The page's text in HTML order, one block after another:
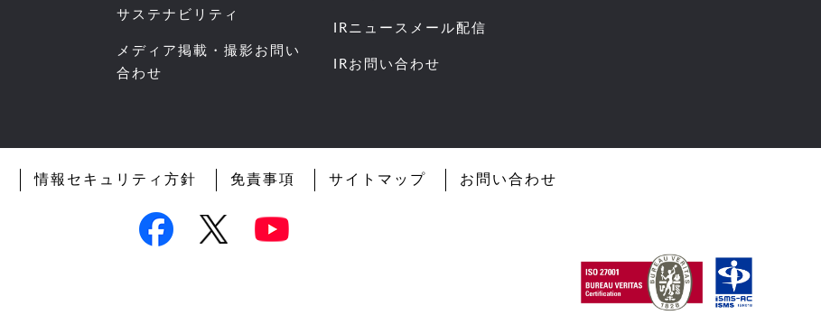
サステナビリティ
メディア掲載・撮影お問い
合わせ
IRニュースメール配信
IRお問い合わせ
情報セキュリティ方針 免責事項 サイトマップ お問い合わせ